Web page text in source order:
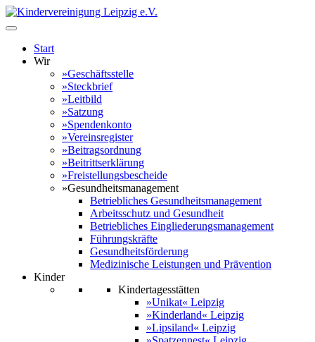
Start
Wir
»Geschäftsstelle
»Steckbrief
»Leitbild
»Satzung
»Spendenkonto
»Vereinsregister
»Beitragsordnung
»Beitrittserklärung
»Freistellungsbescheide
»Gesundheitsmanagement
Betriebliches Gesundheitsmanagement
Arbeitsschutz und Gesundheit
Betriebliches Eingliederungsmanagement
Führungskräfte
Gesundheitsförderung
Medizinische Leistungen und Prävention
Kinder
Kindertagesstätten
»Unikat« Leipzig
»Kinderland« Leipzig
»Lipsiland« Leipzig